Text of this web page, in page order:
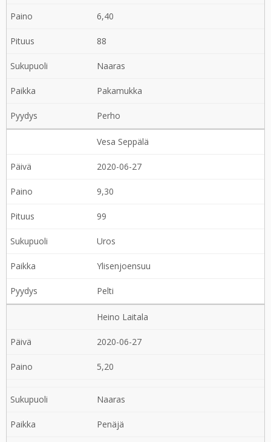
6,40
88
Naaras
Pakamukka
Perho
Vesa Seppälä
2020-06-27
9,30
99
Uros
Ylisenjoensuu
Pelti
Heino Laitala
2020-06-27
5,20
Naaras
Penäjä